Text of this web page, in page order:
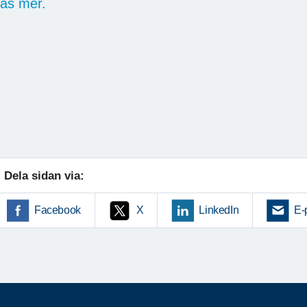
mer.
Dela sidan via:
Facebook X LinkedIn